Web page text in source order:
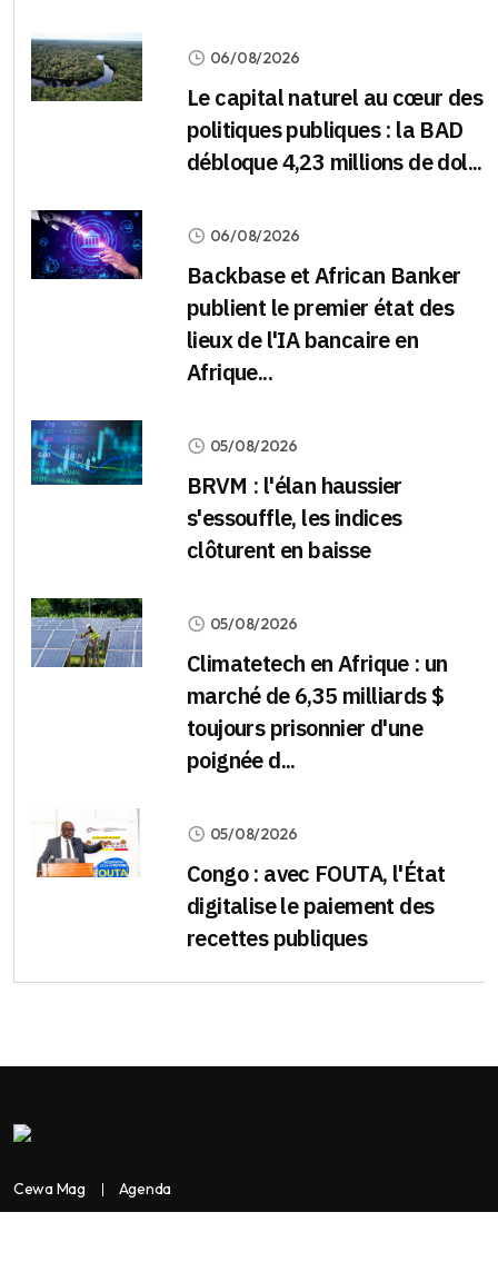
06/08/2026
Le capital naturel au cœur des
politiques publiques : la BAD
débloque 4,23 millions de dol...
06/08/2026
Backbase et African Banker
publient le premier état des
lieux de l'IA bancaire en
Afrique...
05/08/2026
BRVM : l'élan haussier
s'essouffle, les indices
clôturent en baisse
05/08/2026
Climatetech en Afrique : un
marché de 6,35 milliards $
toujours prisonnier d'une
poignée d...
05/08/2026
Congo : avec FOUTA, l'État
digitalise le paiement des
recettes publiques
Cewa Mag Agenda